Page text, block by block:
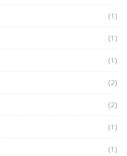
(1)
(1)
(1)
(2)
(2)
(1)
(1)